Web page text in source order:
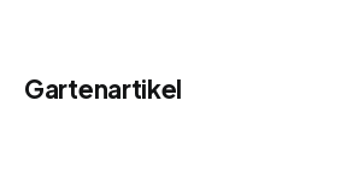
Gartenartikel